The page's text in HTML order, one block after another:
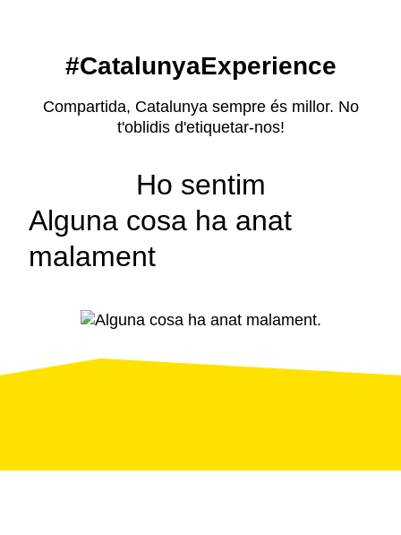
#CatalunyaExperience
Compartida, Catalunya sempre és millor. No
t'oblidis d'etiquetar-nos!
Ho sentim
Alguna cosa ha anat
malament